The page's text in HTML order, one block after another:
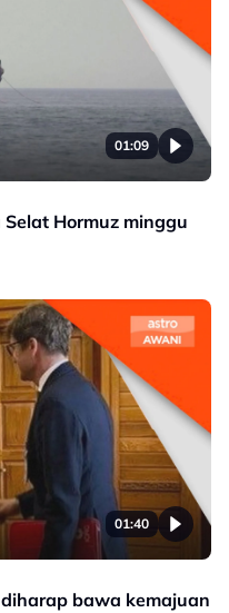
01:09
Hormuz minggu
01:40
bawa kemajuan